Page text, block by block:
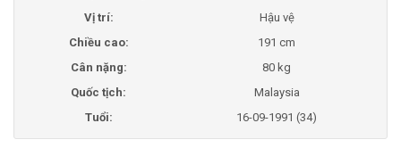
Vị trí:
Hậu vệ
Chiều cao:
191 cm
Cân nặng:
80 kg
Quốc tịch:
Malaysia
Tuổi:
16-09-1991 (34)